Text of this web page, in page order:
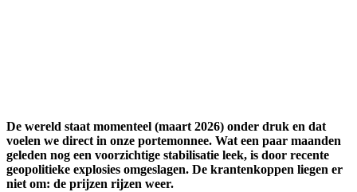
De wereld staat momenteel (maart 2026) onder druk en dat
voelen we direct in onze portemonnee. Wat een paar maanden
geleden nog een voorzichtige stabilisatie leek, is door recente
geopolitieke explosies omgeslagen. De krantenkoppen liegen er
niet om: de prijzen rijzen weer.